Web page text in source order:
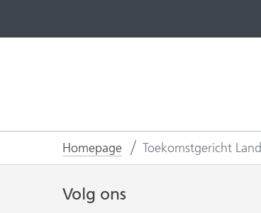
Homepage Toekomstgericht
Volg ons